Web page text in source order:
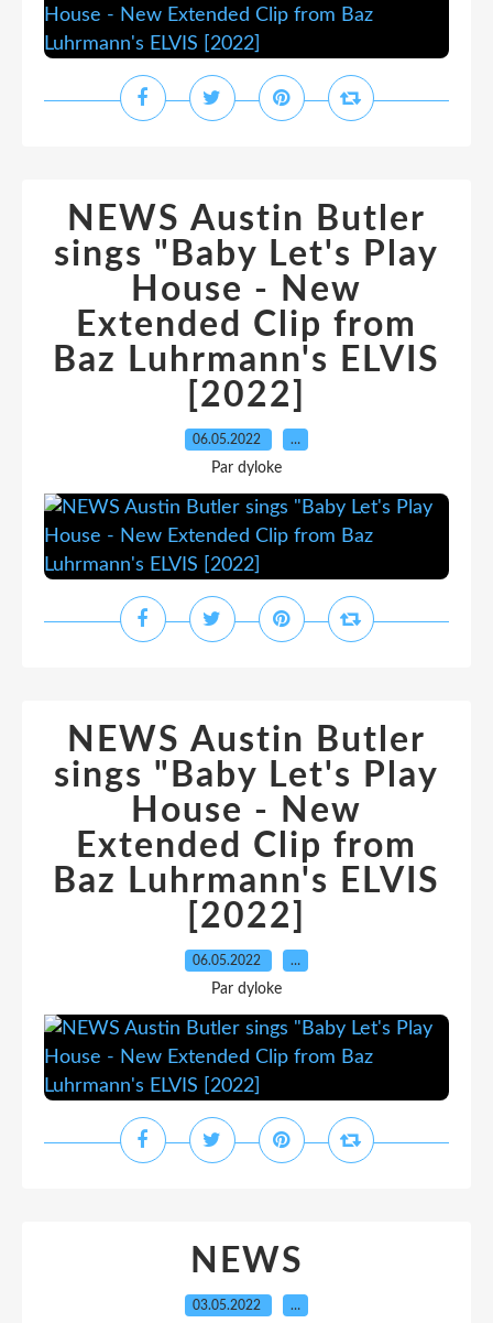
NEWS Austin Butler
sings "Baby Let's Play
House - New
Extended Clip from
Baz Luhrmann's ELVIS
[2022]
06.05.2022 …
Par dyloke
NEWS Austin Butler
sings "Baby Let's Play
House - New
Extended Clip from
Baz Luhrmann's ELVIS
[2022]
06.05.2022 …
Par dyloke
NEWS
03.05.2022 …